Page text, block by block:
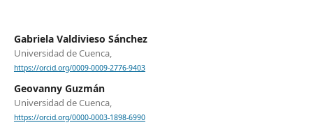
Gabriela Valdivieso Sánchez
Universidad de Cuenca,
https://orcid.org/0009-0009-2776-9403
Geovanny Guzmán
Universidad de Cuenca,
https://orcid.org/0000-0003-1898-6990